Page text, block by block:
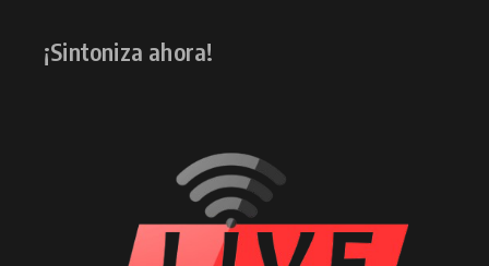
¡Sintoniza ahora!